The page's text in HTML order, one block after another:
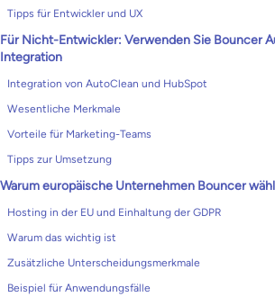
Tipps für Entwickler und UX
Für Nicht-Entwickler: Verwenden Sie Bouncer
Integration
Integration von AutoClean und HubSpot
Wesentliche Merkmale
Vorteile für Marketing-Teams
Tipps zur Umsetzung
Warum europäische Unternehmen Bouncer
Hosting in der EU und Einhaltung der GDPR
Warum das wichtig ist
Zusätzliche Unterscheidungsmerkmale
Beispiel für Anwendungsfälle